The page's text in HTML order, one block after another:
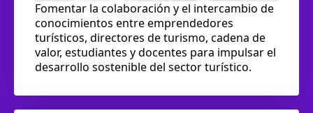
Fomentar la colaboración y el intercambio de
conocimientos entre emprendedores
turísticos, directores de turismo, cadena de
valor, estudiantes y docentes para impulsar el
desarrollo sostenible del sector turístico.